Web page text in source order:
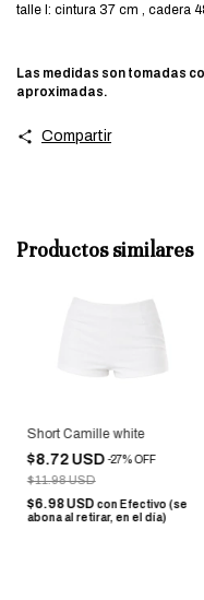
talle l: cintura 37 cm , cadera
Las medidas son tomadas
aproximadas.
Compartir
Productos similares
Short Camille white
$8.72 USD-27%OFF
$11.98 USD
$6.98 USD con Efectivo (se
abona al retirar, en el día)